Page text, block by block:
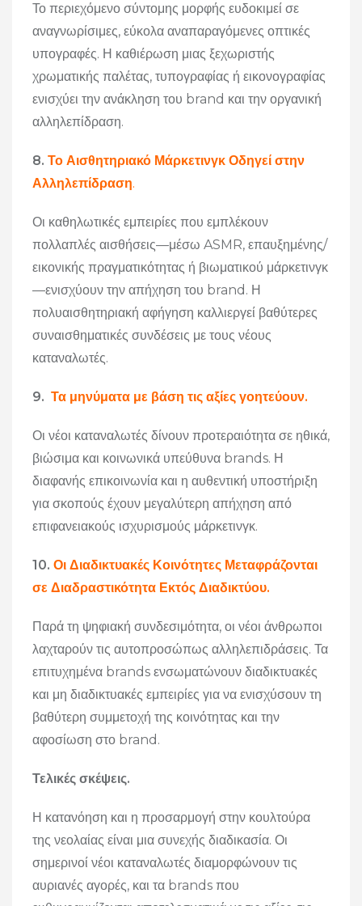
Το περιεχόμενο σύντομης μορφής ευδοκιμεί σε
αναγνωρίσιμες, εύκολα αναπαραγόμενες οπτικές
υπογραφές. Η καθιέρωση μιας ξεχωριστής
χρωματικής παλέτας, τυπογραφίας ή εικονογραφίας
ενισχύει την ανάκληση του brand και την οργανική
αλληλεπίδραση.
8. Το Αισθητηριακό Μάρκετινγκ Οδηγεί στην
Αλληλεπίδραση.
Οι καθηλωτικές εμπειρίες που εμπλέκουν
πολλαπλές αισθήσεις—μέσω ASMR, επαυξημένης/
εικονικής πραγματικότητας ή βιωματικού μάρκετινγκ
—ενισχύουν την απήχηση του brand. Η
πολυαισθητηριακή αφήγηση καλλιεργεί βαθύτερες
συναισθηματικές συνδέσεις με τους νέους
καταναλωτές.
9. Τα μηνύματα με βάση τις αξίες γοητεύουν.
Οι νέοι καταναλωτές δίνουν προτεραιότητα σε ηθικά,
βιώσιμα και κοινωνικά υπεύθυνα brands. Η
διαφανής επικοινωνία και η αυθεντική υποστήριξη
για σκοπούς έχουν μεγαλύτερη απήχηση από
επιφανειακούς ισχυρισμούς μάρκετινγκ.
10. Οι Διαδικτυακές Κοινότητες Μεταφράζονται
σε Διαδραστικότητα Εκτός Διαδικτύου.
Παρά τη ψηφιακή συνδεσιμότητα, οι νέοι άνθρωποι
λαχταρούν τις αυτοπροσώπως αλληλεπιδράσεις. Τα
επιτυχημένα brands ενσωματώνουν διαδικτυακές
και μη διαδικτυακές εμπειρίες για να ενισχύσουν τη
βαθύτερη συμμετοχή της κοινότητας και την
αφοσίωση στο brand.
Τελικές σκέψεις.
Η κατανόηση και η προσαρμογή στην κουλτούρα
της νεολαίας είναι μια συνεχής διαδικασία. Οι
σημερινοί νέοι καταναλωτές διαμορφώνουν τις
αυριανές αγορές, και τα brands που